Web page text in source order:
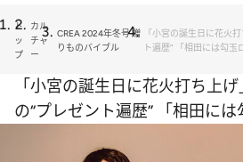
ト
ッ
プ
カル
チャ
ー
CREA 2024年冬号 贈
りものバイブル
「小宮の誕生日に花火
ト遍歴” 「相田には勾玉
「小宮の誕生日に花火打ち上
の“プレゼント遍歴” 「相田には勾玉ロゴのバッグ